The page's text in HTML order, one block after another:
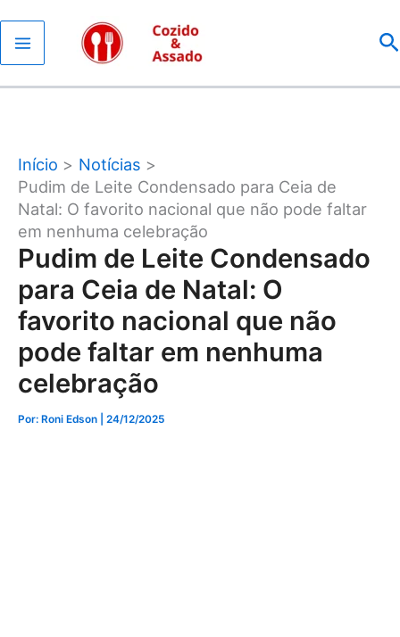
para
o
conteúdo
Início
Notícias
Pudim de Leite Condensado para Ceia de
Natal: O favorito nacional que não pode faltar
em nenhuma celebração
Pudim de Leite Condensado
para Ceia de Natal: O
favorito nacional que não
pode faltar em nenhuma
celebração
Por: Roni Edson | 24/12/2025